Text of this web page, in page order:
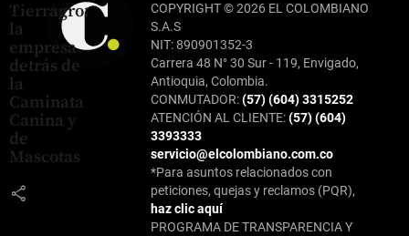
Tierragro:
la
empresa
detrás de
la
Caminata
Canina y
de
Mascotas
share
COPYRIGHT © 2026 EL COLOMBIANO
S.A.S
NIT: 890901352-3
Carrera 48 N° 30 Sur - 119, Envigado,
Antioquia, Colombia.
CONMUTADOR:(57) (604) 3315252
ATENCIÓN AL CLIENTE:(57) (604)
3393333
servicio@elcolombiano.com.co
*Para asuntos relacionados con
peticiones, quejas y reclamos (PQR),
haz clic aquí
PROGRAMA DE TRANSPARENCIA Y